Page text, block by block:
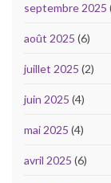
septembre 2025
août 2025 (6)
juillet 2025 (2)
juin 2025 (4)
mai 2025 (4)
avril 2025 (6)